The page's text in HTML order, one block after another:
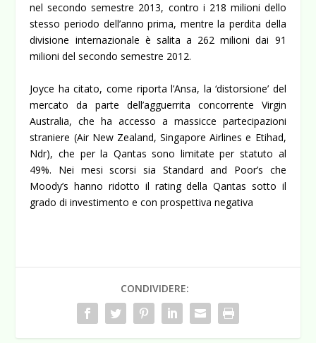
nel secondo semestre 2013, contro i 218 milioni dello
stesso periodo dell’anno prima, mentre la perdita della
divisione internazionale è salita a 262 milioni dai 91
milioni del secondo semestre 2012.
Joyce ha citato, come riporta l’Ansa, la ‘distorsione’ del
mercato da parte dell’agguerrita concorrente Virgin
Australia, che ha accesso a massicce partecipazioni
straniere (Air New Zealand, Singapore Airlines e Etihad,
Ndr), che per la Qantas sono limitate per statuto al
49%. Nei mesi scorsi sia Standard and Poor’s che
Moody’s hanno ridotto il rating della Qantas sotto il
grado di investimento e con prospettiva negativa
CONDIVIDERE: